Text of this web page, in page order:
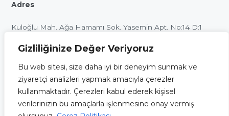
Gizliliğinize Değer Veriyoruz
Bu web sitesi, size daha iyi bir deneyim sunmak ve
ziyaretçi analizleri yapmak amacıyla çerezler
kullanmaktadır. Çerezleri kabul ederek kişisel
verilerinizin bu amaçlarla işlenmesine onay vermiş
Adres
Kuloğlu Mah. Ağa Hamamı Sok. Yasemin Apt. No:14 D:1
Bu internet sitesinin içeriği ve uygulamaları, sadece
bilgilendirme ve eğitim amaçlı olup, herhangi bir şekilde tıbbi